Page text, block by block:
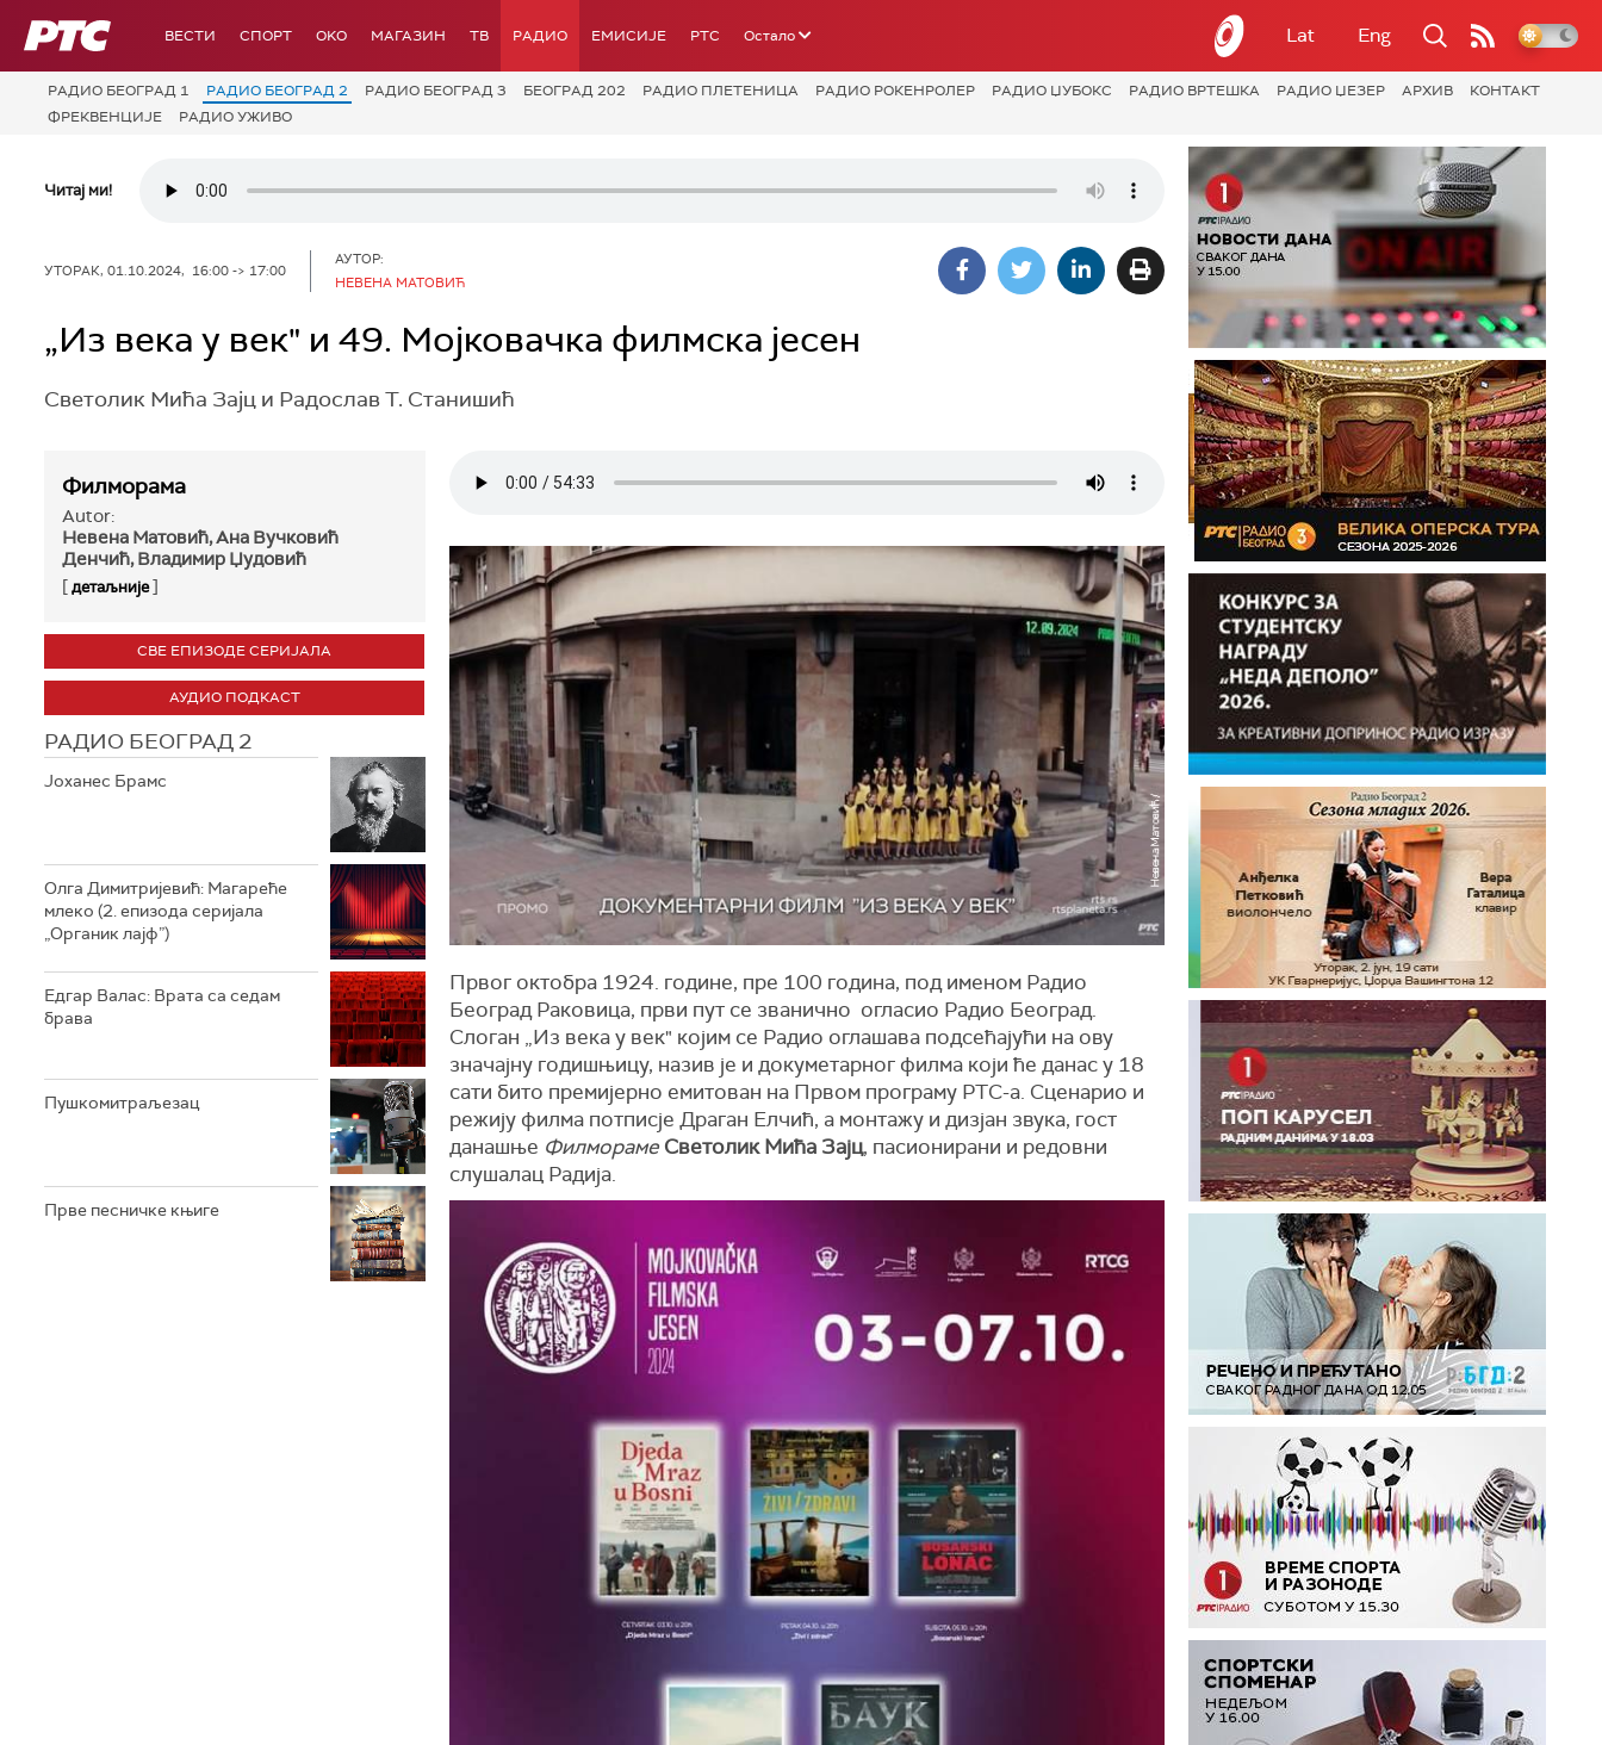
РТС ВЕСТИ СПОРТ OKO МАГАЗИН ТВ РАДИО ЕМИСИЈЕ РТС Остало Lat Eng
РАДИО БЕОГРАД 1 РАДИО БЕОГРАД 2 РАДИО БЕОГРАД 3 БЕОГРАД 202 РАДИО ПЛЕТЕНИЦА РАДИО РОКЕНРОЛЕР РАДИО ЏУБОКС РАДИО ВРТЕШКА РАДИО ЏЕЗЕР АРХИВ
КОНТАКТ
ФРЕКВЕНЦИЈЕ
РАДИО УЖИВО
Читај ми!
УТОРАК, 01.10.2024, 16:00 -> 17:00
АУТОР:
НЕВЕНА МАТОВИЋ
„Из века у век" и 49. Мојковачка филмска јесен
Светолик Мића Зајц и Радослав Т. Станишић
Филморама
Autor:
Невена Матовић, Ана Вучковић
Денчић, Владимир Џудовић
[детаљније]
СВЕ ЕПИЗОДЕ СЕРИЈАЛА
АУДИО ПОДКАСТ
РАДИО БЕОГРАД 2
Јоханес Брамс
Олга Димитријевић: Магареће
млеко (2. епизода серијала
„Органик лајф”)
Едгар Валас: Врата са седам
брава
Пушкомитраљезац
Прве песничке књиге
Првог октобра 1924. године, пре 100 година, под именом Радио
Београд Раковица, први пут се званично огласио Радио Београд.
Слоган „Из века у век" којим се Радио оглашава подсећајући на ову
значајну годишњицу, назив је и докуметарног филма који ће данас у 18
сати бито премијерно емитован на Првом програму РТС-а. Сценарио и
режију филма потписје Драган Елчић, а монтажу и дизјан звука, гост
данашње Филмораме Светолик Мића Зајц, пасионирани и редовни
слушалац Радија.